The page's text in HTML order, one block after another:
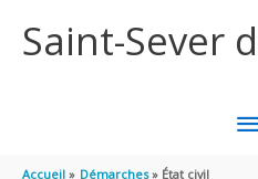
Saint-Sever
Accueil Démarches État civil